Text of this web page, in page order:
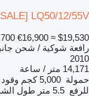
LQ50/12/55V
€16,900 ≈ $19,530
رافعة شوكية / شحن
2010
14,171 متر / ساعة
حمولة 5,000 كجم وقود
للرفع 5.5 متر طول